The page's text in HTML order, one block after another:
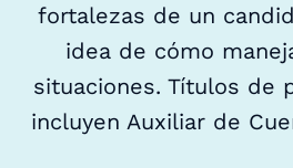
fortalezas de un
idea de cómo
situaciones. Títulos de
incluyen Auxiliar de